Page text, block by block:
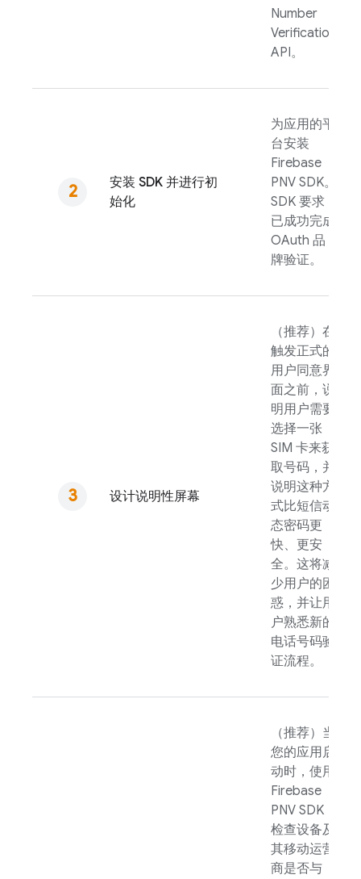
Number
Verification
API。
安装 SDK 并进行初
始化
为应用的平
台安装
Firebase
PNV SDK。
SDK 要求
已成功完成
OAuth 品
牌验证。
设计说明性屏幕
（推荐）在
触发正式的
用户同意界
面之前，说
明用户需要
选择一张
SIM 卡来获
取号码，并
说明这种方
式比短信动
态密码更
快、更安
全。这将减
少用户的困
惑，并让用
户熟悉新的
电话号码验
证流程。
（推荐）当
您的应用启
动时，使用
Firebase
PNV SDK
检查设备及
其移动运营
商是否与